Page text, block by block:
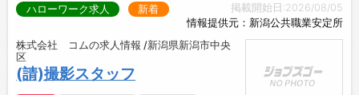
掲載開始日:2026/08/05
情報提供元：新潟公共職業安定所
ハローワーク求人 新着
株式会社 コムの求人情報 /新潟県新潟市中央
区
(請)撮影スタッフ